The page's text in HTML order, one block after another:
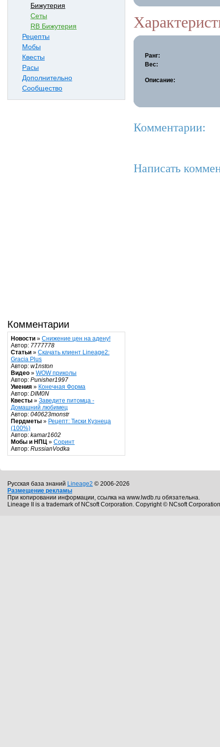
Бижутерия
Сеты
RB Бижутерия
Рецепты
Мобы
Квесты
Расы
Дополнительно
Сообщество
Комментарии
Новости » Снижение цен на адену!
Автор: 7777778
Статьи » Скачать клиент Lineage2:
Gracia Plus
Автор: w1nston
Видео » WOW приколы
Автор: Punisher1997
Умения » Конечная Форма
Автор: DIM0N
Квесты » Заведите питомца -
Домашний любимец
Автор: 040623monstr
Пердметы » Рецепт: Тиски Кузнеца
(100%)
Автор: kamar1602
Мобы и НПЦ » Соринт
Автор: RussianVodka
Ранг:
Вес:
Описание:
Комментарии:
Написать
Русская база знаний Lineage2 © 2006-2026
Размещение рекламы
При копировании информации, ссылка на www.lwdb.ru обязательна.
Lineage II is a trademark of NCsoft Corporation. Copyright © NCsoft